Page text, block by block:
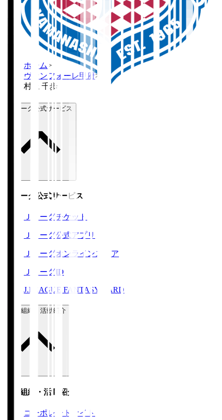
ホーム >
ヴァンフォーレ甲府>
村上 千歩
Ｊリーグ公式サービス
Ｊリーグ公式サービス
Ｊリーグチケット
Ｊリーグ公式アプリ
Ｊリーグオンラインストア
ＪリーグID
J.LEAGUE FANTASY CARD
運営組織・活動紹介
運営組織・活動紹介
コーポレートサイト